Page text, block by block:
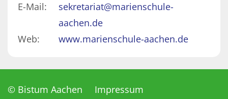
E-Mail:
sekretariat@marienschule-
aachen.de
Web:
www.marienschule-aachen.de
© Bistum Aachen
Impressum